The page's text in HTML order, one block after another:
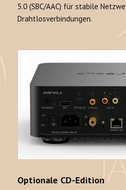
5.0 (SBC/AAC) für stabile
Drahtlosverbindungen.
Optionale CD-Edition